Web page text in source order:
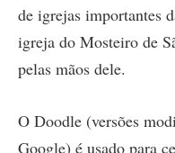
de igrejas importantes
igreja do Mosteiro de
pelas mãos dele.
O Doodle (versões
Google) é usado para